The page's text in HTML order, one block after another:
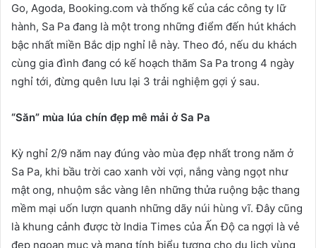
Go, Agoda, Booking.com và thống kế của các công ty lữ
hành, Sa Pa đang là một trong những điểm đến hút khách
bậc nhất miền Bắc dịp nghỉ lễ này. Theo đó, nếu du khách
cùng gia đình đang có kế hoạch thăm Sa Pa trong 4 ngày
nghỉ tới, đừng quên lưu lại 3 trải nghiệm gợi ý sau.
“Săn” mùa lúa chín đẹp mê mải ở Sa Pa
Kỳ nghỉ 2/9 năm nay đúng vào mùa đẹp nhất trong năm ở
Sa Pa, khi bầu trời cao xanh vời vợi, nắng vàng ngọt như
mật ong, nhuộm sắc vàng lên những thửa ruộng bậc thang
mềm mại uốn lượn quanh những dãy núi hùng vĩ. Đây cũng
là khung cảnh được tờ India Times của Ấn Độ ca ngợi là vẻ
đẹp ngoạn mục và mang tính biểu tượng cho du lịch vùng